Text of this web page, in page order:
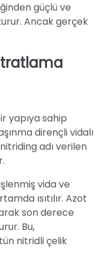
güçlü ve
Ancak gerçek
yapıya sahip
dirençli vidalı
adı verilen
vida ve
ısıtılır. Azot
son derece
Bu,
nitridli çelik